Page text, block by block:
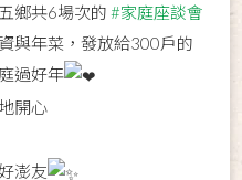
鄉共6場次的#家庭座談會
與年菜，發放給300戶的
過好年
開心
澎友